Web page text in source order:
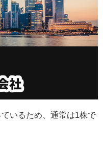
いるため、通常は1株で